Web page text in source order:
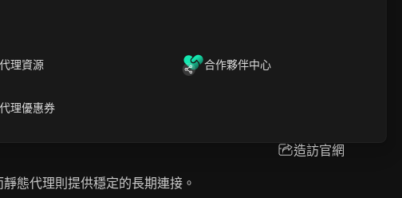
代理資源 合作夥伴中心
代理優惠券
用戶，強調成本效益和高質量服務。
造訪官網
態代理則提供穩定的長期連接。